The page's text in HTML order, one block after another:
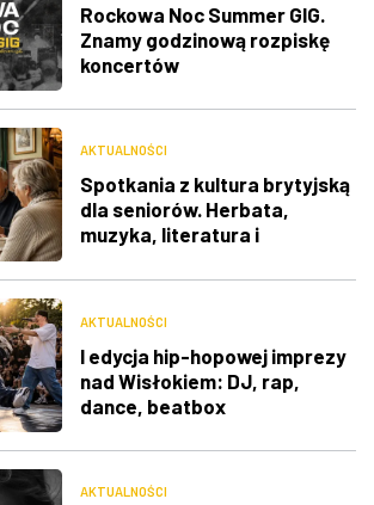
Rockowa Noc Summer GIG.
Znamy godzinową rozpiskę
koncertów
AKTUALNOŚCI
Spotkania z kultura brytyjską
dla seniorów. Herbata,
muzyka, literatura i
AKTUALNOŚCI
I edycja hip-hopowej imprezy
nad Wisłokiem: DJ, rap,
dance, beatbox
AKTUALNOŚCI